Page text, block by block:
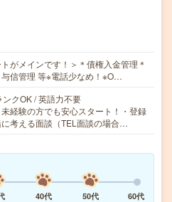
がメインです！＞＊債権入金管理＊
信管理 等※電話少なめ！※O…
クOK / 英語力不要
経験の方でも安心スタート！・登録
考える面談（TEL面談の場合…
40代 50代
60代